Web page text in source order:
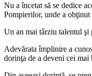
Nu a încetat să se dedice
Pompierilor, unde a
Un an mai târziu talentul şi
Adevărata împlinire a
dorinţa de a deveni cei mai